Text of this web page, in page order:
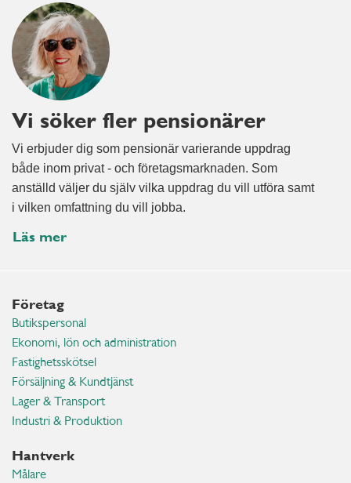
Vi söker fler pensionärer
Vi erbjuder dig som pensionär varierande uppdrag
både inom privat - och företagsmarknaden. Som
anställd väljer du själv vilka uppdrag du vill utföra samt
i vilken omfattning du vill jobba.
Läs mer
Företag
Butikspersonal
Ekonomi, lön och administration
Fastighetsskötsel
Försäljning & Kundtjänst
Lager & Transport
Industri & Produktion
Hantverk
Målare